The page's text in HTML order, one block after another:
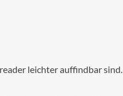
leichter auffindbar sind.